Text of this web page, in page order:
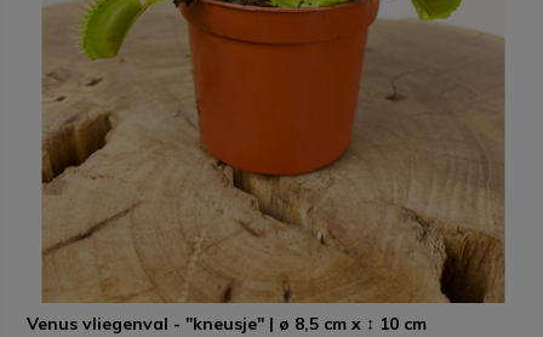
Venus vliegenval - "kneusje" | ø 8,5 cm x ↕ 10 cm